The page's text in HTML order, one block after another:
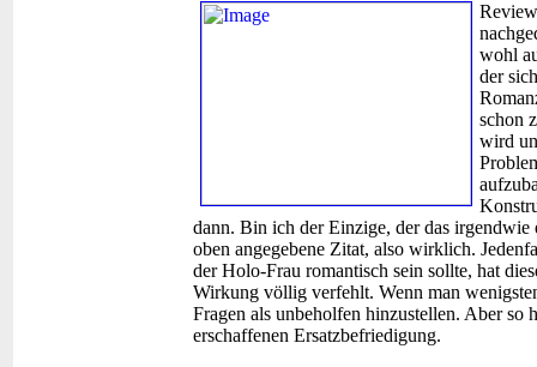
wohl
der
schon
wird
dann. Bin ich der Einzige, der das irgendwie
oben angegebene Zitat, also wirklich.
der Holo-Frau romantisch sein sollte, hat
Wirkung völlig verfehlt. Wenn man
Fragen als unbeholfen hinzustellen. Aber so
erschaffenen Ersatzbefriedigung.